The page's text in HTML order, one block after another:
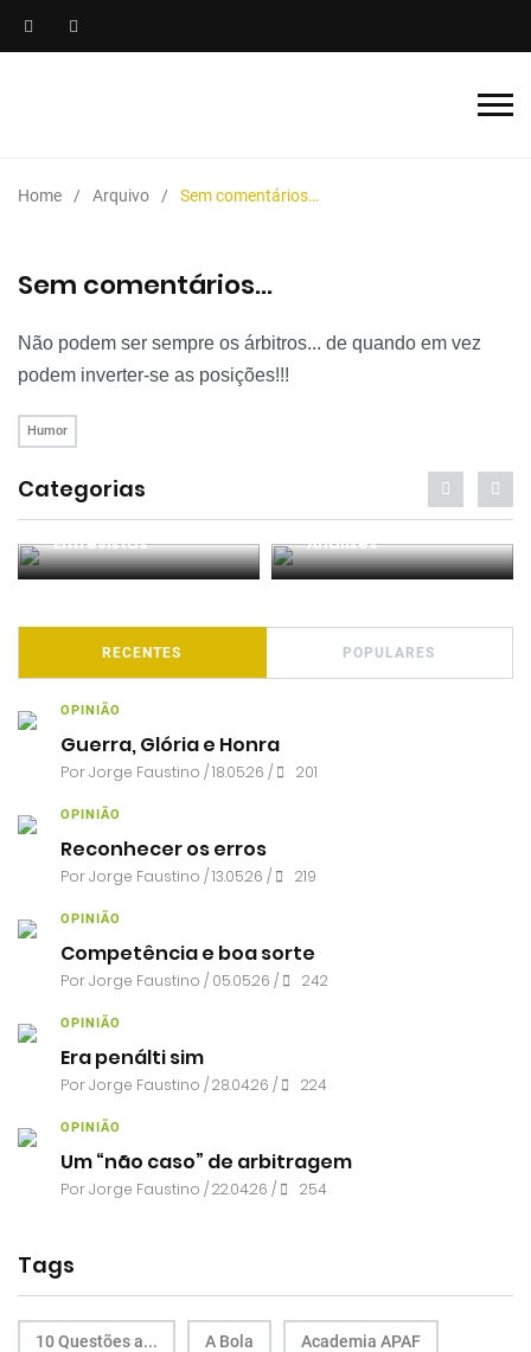
Home Arquivo Sem comentários…
Sem comentários…
Não podem ser sempre os árbitros... de quando em vez
podem inverter-se as posições!!!
Humor
Categorias
Entrevistas Análises
RECENTES POPULARES
OPINIÃO
Guerra, Glória e Honra
PorJorge Faustino / 18.05.26 / 201
OPINIÃO
Reconhecer os erros
PorJorge Faustino / 13.05.26 / 219
OPINIÃO
Competência e boa sorte
PorJorge Faustino / 05.05.26 / 242
OPINIÃO
Era penálti sim
PorJorge Faustino / 28.04.26 / 224
OPINIÃO
Um “não caso” de arbitragem
PorJorge Faustino / 22.04.26 / 254
Tags
10 Questões a... A Bola Academia APAF